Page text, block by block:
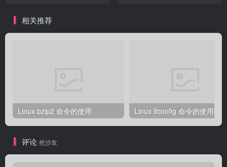
相关推荐
Linux bzip2 命令的使用 Linux ifconfig 命令的使用
评论 抢沙发